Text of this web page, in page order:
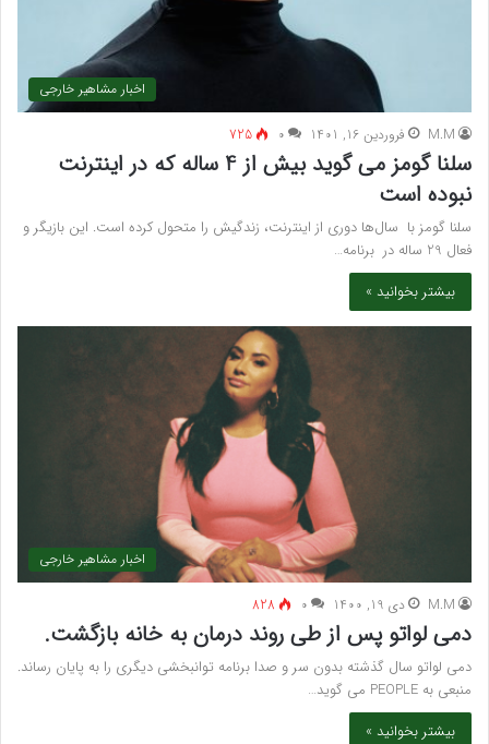
اخبار مشاهیر خارجی
M.M فروردین 16, 1401 ۰ 725
سلنا گومز می گوید بیش از 4 ساله که در اینترنت
نبوده است
سلنا گومز با سال‌ها دوری از اینترنت، زندگیش را متحول کرده است. این بازیگر و
فعال 29 ساله در برنامه…
بیشتر بخوانید »
اخبار مشاهیر خارجی
M.M دی 19, 1400 ۰ 828
دمی لواتو پس از طی روند درمان به خانه بازگشت.
دمی لواتو سال گذشته بدون سر و صدا برنامه توانبخشی دیگری را به پایان رساند.
منبعی به PEOPLE می گوید…
بیشتر بخوانید »